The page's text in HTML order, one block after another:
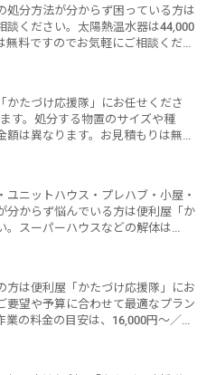
処分方法が分からず困っている方は
ください。太陽熱温水器は44,000
料ですのでお気軽にご相談くださ
たづけ応援隊」にお任せくださ
す。処分する物置のサイズや種
は異なります。お見積もりは無料
ニットハウス・プレハブ・小屋・
分からず悩んでいる方は便利屋「か
。スーパーハウスなどの解体は
方は便利屋「かたづけ応援隊」にお
要望や予算に合わせて最適なプラン
の料金の目安は、16,000円～／坪